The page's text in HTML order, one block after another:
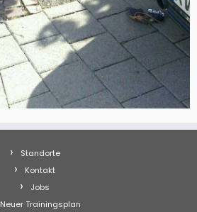
Standorte
Kontakt
Jobs
Neuer Trainingsplan